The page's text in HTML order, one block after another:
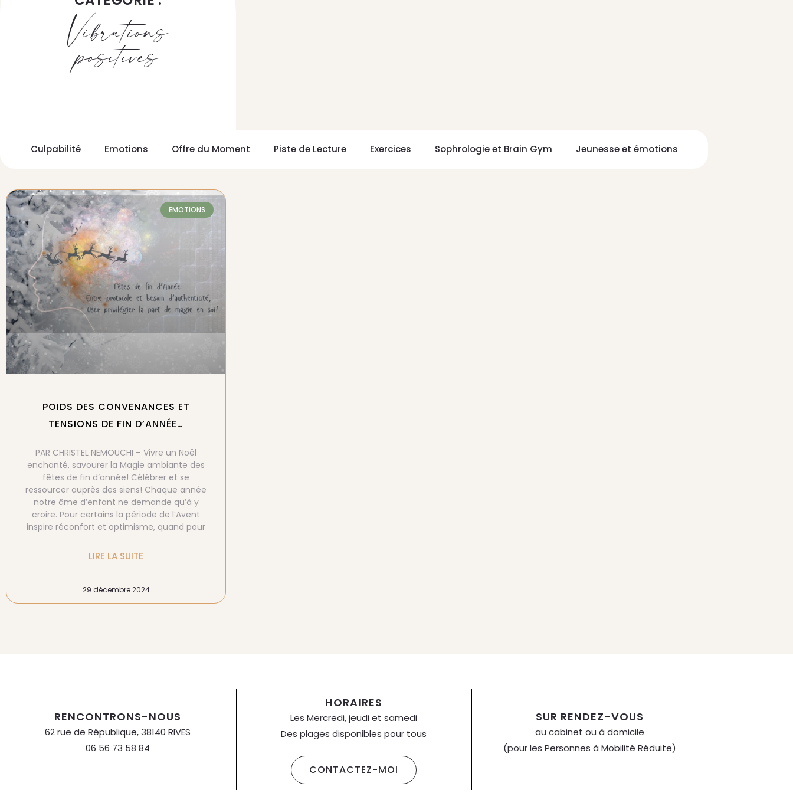
Vibrations
positives
Culpabilité Emotions Offre du Moment Piste de Lecture Exercices Sophrologie et Brain Gym Jeunesse et émotions
EMOTIONS
POIDS DES CONVENANCES ET
TENSIONS DE FIN D’ANNÉE…
PAR CHRISTEL NEMOUCHI – Vivre un Noël
enchanté, savourer la Magie ambiante des
fêtes de fin d’année! Célébrer et se
ressourcer auprès des siens! Chaque année
notre âme d’enfant ne demande qu’à y
croire. Pour certains la période de l’Avent
inspire réconfort et optimisme, quand pour
LIRE LA SUITE
29 décembre 2024
RENCONTRONS-NOUS
62 rue de République, 38140 RIVES
06 56 73 58 84
HORAIRES
Les Mercredi, jeudi et samedi
Des plages disponibles pour tous
CONTACTEZ-MOI
SUR RENDEZ-VOUS
au cabinet ou à domicile
(pour les Personnes à Mobilité Réduite)